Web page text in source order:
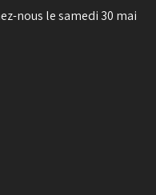
nous le samedi 30 mai